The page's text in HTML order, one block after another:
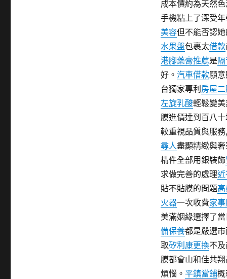
成本價約為天然
手機粘上了深受
美容但不能否認
水果盤包裹太借款
港腳藥膏推薦是
好。 汽車借款願
台獨家專利 房屋
左旋乳酸輕鬆變
膜進價達到百八
較重視品質與服
尋人盡顯精緻與
構件全部用銀裝飾
求做完善的處理
貼不貼膜的問題
火器一次收費家
美滿姻緣選擇了
備保養都是嚴選
取矽利康更換不
膜都會山和佳共
煩惱。 平鎮當鋪